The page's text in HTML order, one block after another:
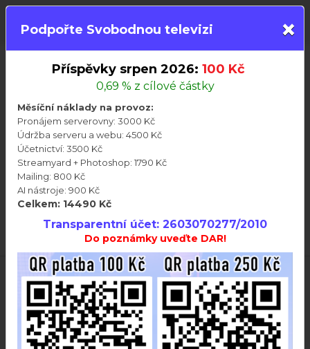
16. 8. 2025
NADSVĚT s hostem: Zbyněk Prousek \ 9. srpna
2025
nadsvět zbyněk prousek
Diskuze
Přihlaste sepro přidání komentáře.
Podpořte Svobodnou televizi ×
Příspěvky srpen 2026: 100 Kč
0,69 % z cílové částky
Měsíční náklady na provoz:
Pronájem serverovny: 3000 Kč
Údržba serveru a webu: 4500 Kč
Účetnictví: 3500 Kč
Streamyard + Photoshop: 1790 Kč
Mailing: 800 Kč
AI nástroje: 900 Kč
Celkem: 14490 Kč
Transparentní účet: 2603070277/2010
Do poznámky uveďte DAR!